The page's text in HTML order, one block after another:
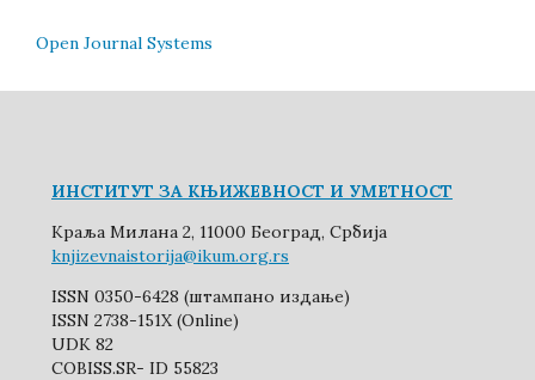
Open Journal Systems
ИНСТИТУТ ЗА КЊИЖЕВНОСТ И УМЕТНОСТ
Краља Милана 2, 11000 Београд, Србија
knjizevnaistorija@ikum.org.rs
ISSN 0350-6428 (штампано издање)
ISSN 2738-151X (Online)
UDK 82
COBISS.SR- ID 55823